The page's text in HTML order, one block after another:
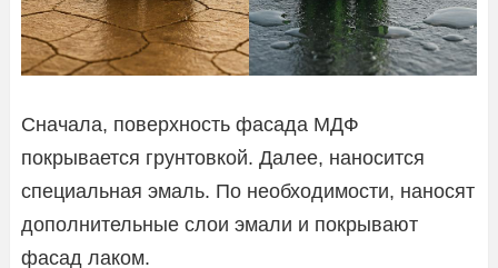
Сначала, поверхность фасада МДФ
покрывается грунтовкой. Далее, наносится
специальная эмаль. По необходимости, наносят
дополнительные слои эмали и покрывают
фасад лаком.